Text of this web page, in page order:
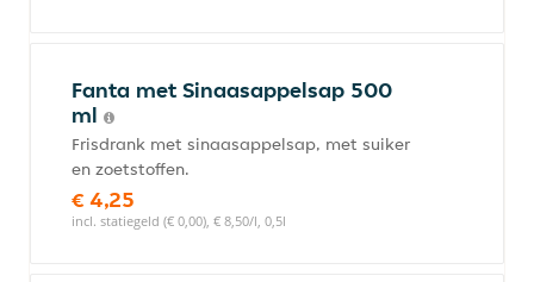
Fanta met Sinaasappelsap 500
ml
Frisdrank met sinaasappelsap, met suiker
en zoetstoffen.
€ 4,25
incl. statiegeld (€ 0,00), € 8,50/l, 0,5l